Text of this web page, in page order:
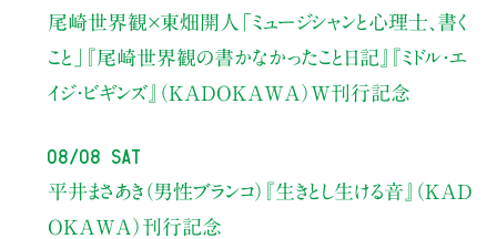
尾崎世界観×東畑開人
「ミュージシャンと心理士、書く
こと」
『尾崎世界観の書かなかったこと日記』『ミドル・エ
イジ・ビギンズ』（KADOKAWA）W刊行記念
08/08 Sat
平井まさあき（男性ブランコ）
『生きとし生ける音』（KAD
OKAWA）刊行記念